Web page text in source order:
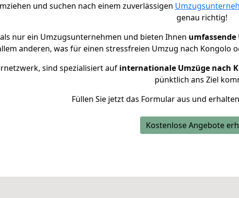
und suchen nach einem zuverlässigen
genau richtig!
nur ein Umzugsunternehmen und bieten Ihnen
anderen, was für einen stressfreien Umzug nach Kongolo
sind spezialisiert auf internationale Umzüge nach
pünktlich ans Ziel
Füllen Sie jetzt das Formular aus und
Kostenlose Angebote